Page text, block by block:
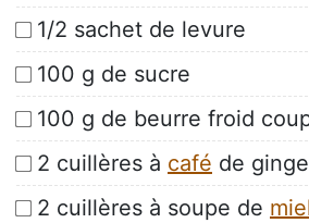
1/2 sachet de levure
100 g de sucre
100 g de beurre froid
2 cuillères à café de
2 cuillères à soupe de